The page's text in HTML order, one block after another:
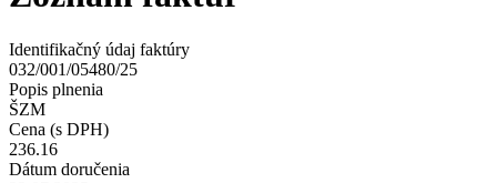
Identifikačný údaj faktúry
032/001/05480/25
Popis plnenia
ŠZM
Cena (s DPH)
236.16
Dátum doručenia